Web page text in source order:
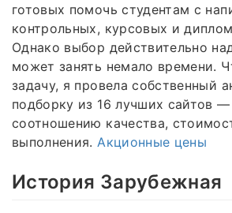
готовых помочь студентам с
контрольных, курсовых и
Однако выбор действительно
может занять немало времени.
задачу, я провела собственный
подборку из 16 лучших сайтов —
соотношению качества,
выполнения. Акционные цены
История Зарубежная